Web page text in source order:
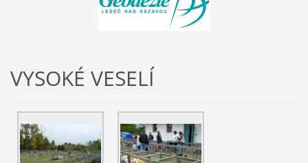
VYSOKÉ VESELÍ